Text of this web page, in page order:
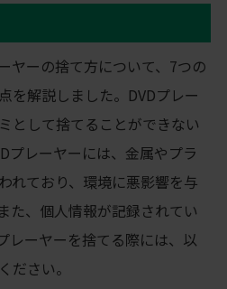
ヤーの捨て方について、7つの
を解説しました。DVDプレー
として捨てることができない
プレーヤーには、金属やプラ
れており、環境に悪影響を与
た、個人情報が記録されてい
レーヤーを捨てる際には、以
ださい。